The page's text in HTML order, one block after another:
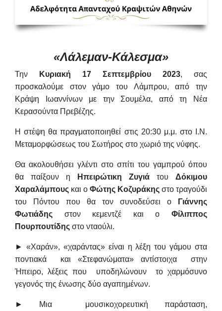
«Λάλεμαν-Κάλεσμα»
Την Κυριακή 17 Σεπτεμβρίου 2023, σας
προσκαλούμε στον γάμο του Λάμπρου, από την
Κράψη Ιωαννίνων με την Σουμέλα, από τη Νέα
Κερασούντα Πρεβέζης.
Η στέψη θα πραγματοποιηθεί στις 20:30 μ.μ. στο Ι.Ν.
Μεταμορφώσεως του Σωτήρος στο χωριό της νύφης.
Θα ακολουθήσει γλέντι στο σπίτι του γαμπρού όπου
θα παίξουν η
Ηπειρώτικη Ζυγιά του Δόκιμου
Χαραλάμπους και ο Φώτης Κοζυράκης στο τραγούδι
του Πόντου που θα τον συνοδεύσει ο
Γιάννης
Φωτιάδης στον κεμεντζέ καιοΦίλιππος
Πουρπουτίδης στο νταούλι.
► «Χαράν», «χαράντας» είναι η λέξη του γάμου στα
ποντιακά και «Στεφανώματα» αντίστοιχα στην
Ήπειρο, λέξεις που υποδηλώνουν το χαρμόσυνο
γεγονός της ένωσης δύο αγαπημένων.
► Μια μουσικοχορευτική παράσταση,